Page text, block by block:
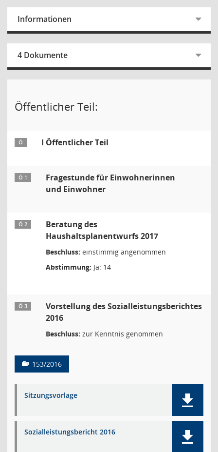
Informationen
4 Dokumente
Öffentlicher Teil:
Ö I Öffentlicher Teil
Ö 1
Fragestunde für Einwohnerinnen
und Einwohner
Ö 2
Beratung des
Haushaltsplanentwurfs 2017
Beschluss: einstimmig angenommen
Abstimmung: Ja: 14
Ö 3
Vorstellung des Sozialleistungsberichtes
2016
Beschluss: zur Kenntnis genommen
153/2016
Sitzungsvorlage
Sozialleistungsbericht 2016